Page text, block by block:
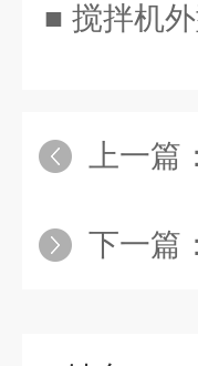
■ 搅拌机
上一篇：
下一篇：